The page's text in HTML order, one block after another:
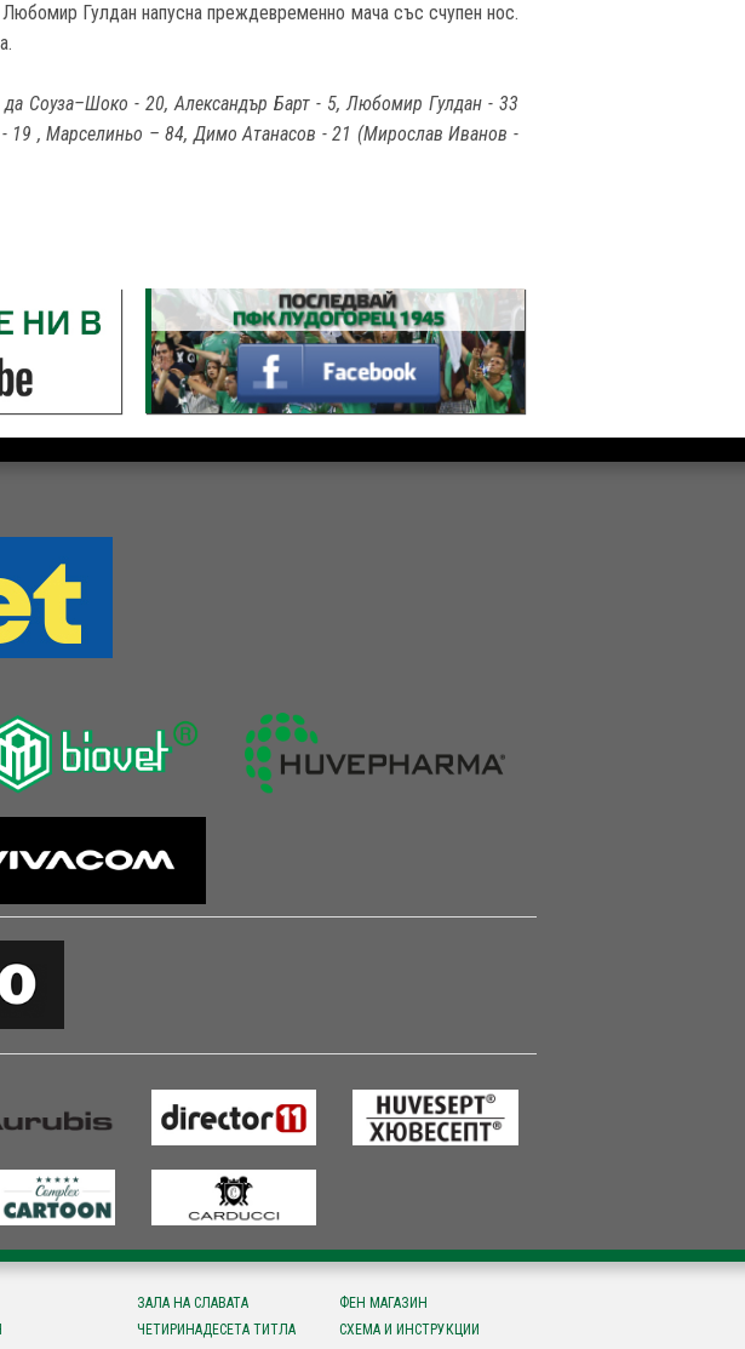
Гулдан напусна преждевременно мача със счупен нос.
Соуза–Шоко - 20, Александър Барт - 5, Любомир Гулдан - 33
19 , Марселиньо – 84, Димо Атанасов - 21 (Мирослав Иванов -
ЗАЛА НА СЛАВАТА
ЧЕТИРИНАДЕСЕТА ТИТЛА
ФЕН МАГАЗИН
СХЕМА И ИНСТРУКЦИИ